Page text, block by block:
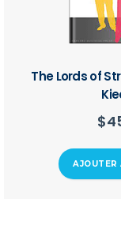
The Lords of
$
AJOUTER